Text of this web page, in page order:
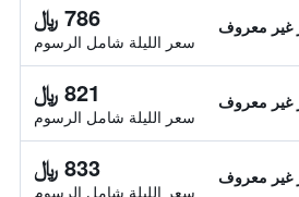
غير معروف 786 ﷼
سعر الليلة شامل الرسوم
غير معروف 821 ﷼
سعر الليلة شامل الرسوم
غير معروف 833 ﷼
سعر الليلة شامل الرسوم